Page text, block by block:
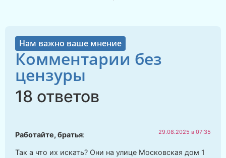
Нам важно ваше мнение
Комментарии без
цензуры
18 ответов
Работайте, братья: 29.08.2025 в 07:35
Так а что их искать? Они на улице Московская дом 1